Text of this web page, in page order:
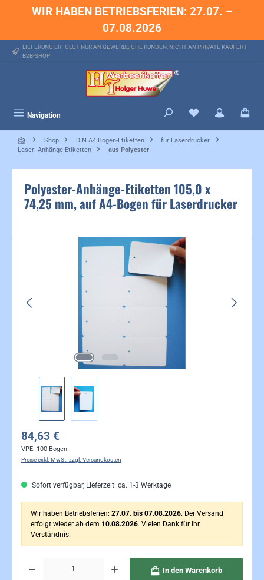
springenWIR HABEN BETRIEBSFERIEN: 27.07. –
07.08.2026
LIEFERUNG ERFOLGT NUR AN GEWERBLICHE KUNDEN, NICHT AN PRIVATE KÄUFER |
B2B-SHOP
Navigation Du hast 0 Produkte
Shop DIN A4 Bogen-Etiketten
für Laserdrucker
Laser: Anhänge-Etiketten
aus Polyester
Polyester-Anhänge-Etiketten 105,0 x
74,25 mm, auf A4-Bogen für Laserdrucker
84,63 €
VPE: 100 Bogen
Preise exkl. MwSt. zzgl. Versandkosten
Sofort verfügbar, Lieferzeit: ca. 1-3 Werktage
Wir haben Betriebsferien: 27.07. bis 07.08.2026. Der Versand
erfolgt wieder ab dem 10.08.2026. Vielen Dank für Ihr
Verständnis.
In den Warenkorb